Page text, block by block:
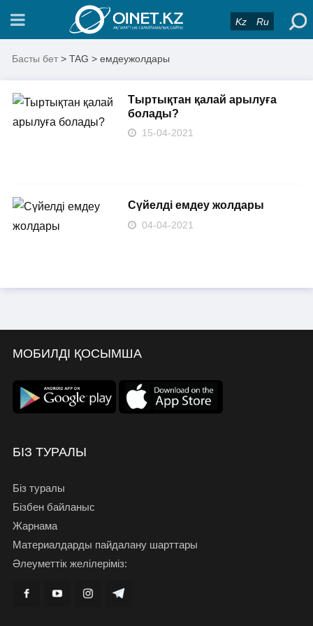
Kz Ru
Басты бет > TAG > емдеужолдары
Тыртықтан қалай арылуға
болады?
15-04-2021
Сүйелді емдеу жолдары
04-04-2021
МОБИЛДІ ҚОСЫМША
БІЗ ТУРАЛЫ
Біз туралы
Бізбен байланыс
Жарнама
Материалдарды пайдалану шарттары
Әлеуметтік желілеріміз: